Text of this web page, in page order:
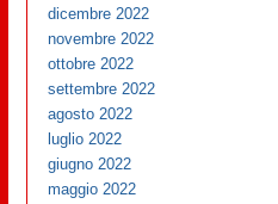
dicembre 2022
novembre 2022
ottobre 2022
settembre 2022
agosto 2022
luglio 2022
giugno 2022
maggio 2022